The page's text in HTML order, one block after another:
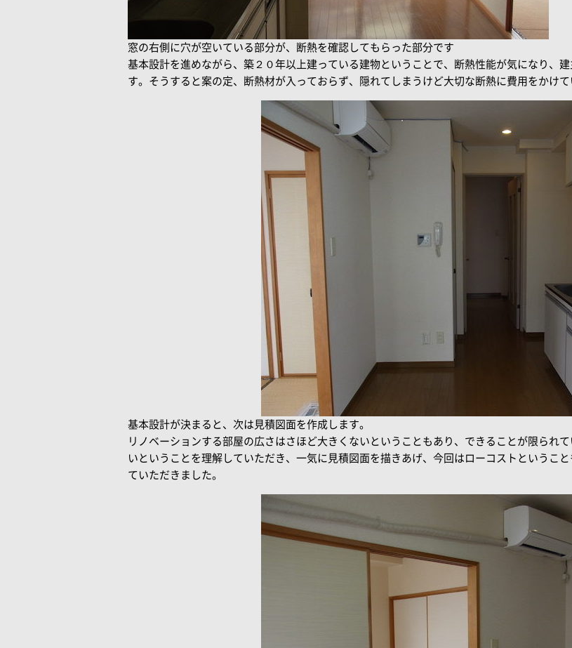
窓の右側に穴が空いている部分が、断熱を確認してもらった部分です
基本設計を進めながら、築２０年以上建っている建物ということで、断熱性能が気になり、
す。そうすると案の定、断熱材が入っておらず、隠れてしまうけど大切な断熱に費用をかけて
基本設計が決まると、次は見積図面を作成します。
リノベーションする部屋の広さはさほど大きくないということもあり、できることが限られ
いということを理解していただき、一気に見積図面を描きあげ、今回はローコストというこ
ていただきました。